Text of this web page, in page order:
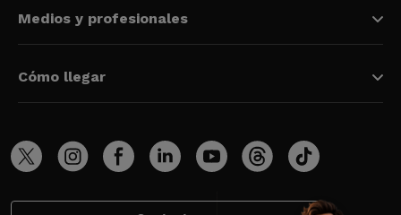
Medios y profesionales
Cómo llegar